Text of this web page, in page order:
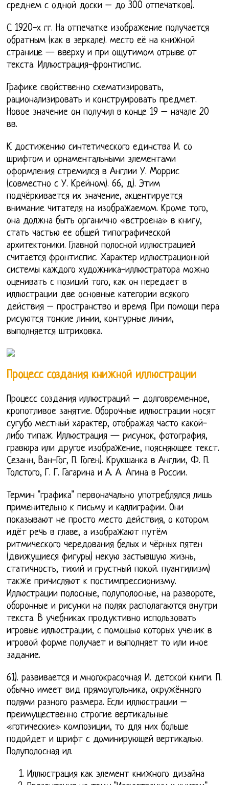
среднем с одной доски – до 300 отпечатков).
С 1920-х гг. На отпечатке изображение получается
обратным (как в зеркале). место её на книжной
странице — вверху и при ощутимом отрыве от
текста. Иллюстрация-фронтиспис.
Графике свойственно схематизировать,
рационализировать и конструировать предмет.
Новое значение он получил в конце 19 – начале 20
вв.
К достижению синтетического единства И. со
шрифтом и орнаментальными элементами
оформления стремился в Англии У. Моррис
(совместно с У. Крейном). 66, д). Этим
подчёркивается их значение, акцентируется
внимание читателя на изображаемом. Кроме того,
она должна быть органично «встроена» в книгу,
стать частью ее общей типографической
архитектоники. Главной полосной иллюстрацией
считается фронтиспис. Характер иллюстрационной
системы каждого художника-иллюстратора можно
оценивать с позиций того, как он передает в
иллюстрации две основные категории всякого
действия – пространство и время. При помощи пера
рисуются тонкие линии, контурные линии,
выполняется штриховка.
Процесс создания книжной иллюстрации
Процесс создания иллюстраций – долговременное,
кропотливое занятие. Оборочные иллюстрации носят
сугубо местный характер, отображая часто какой-
либо типаж. Иллюстрация — рисунок, фотография,
гравюра или другое изображение, поясняющее текст.
Сезанн, Ван-Гог, П. Гоген). Крукшанка в Англии, Ф. П.
Толстого, Г. Г. Гагарина и А. А. Агина в России.
Термин "графика" первоначально употреблялся лишь
применительно к письму и каллиграфии. Они
показывают не просто место действия, о котором
идёт речь в главе, а изображают путём
ритмического чередования белых и чёрных пятен
(движущиеся фигуры) некую застывшую жизнь,
статичность, тихий и грустный покой. пуантилизм)
также причисляют к постимпрессионизму.
Иллюстрации полосные, полуполосные, на развороте,
оборонные и рисунки на полях располагаются внутри
текста. В учебниках продуктивно использовать
игровые иллюстрации, с помощью которых ученик в
игровой форме получает и выполняет то или иное
задание.
61). развивается и многокрасочная И. детской книги. П.
обычно имеет вид прямоугольника, окружённого
полями разного размера. Если иллюстрации –
преимущественно строгие вертикальные
«готические» композиции, то для них больше
подойдет и шрифт с доминирующей вертикалью.
Полуполосная ил.
Иллюстрация как элемент книжного дизайна